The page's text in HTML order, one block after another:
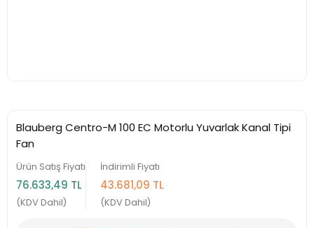
Blauberg Centro-M 100 EC Motorlu Yuvarlak Kanal Tipi
Fan
İndirimli Fiyatı
43.681,09 TL
(KDV Dahil)
Ürün Satış Fiyatı
76.633,49 TL
(KDV Dahil)